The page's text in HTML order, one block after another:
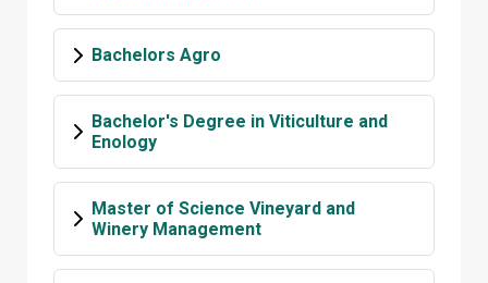
Bachelors Agro
Bachelor's Degree in Viticulture and
Enology
Master of Science Vineyard and
Winery Management